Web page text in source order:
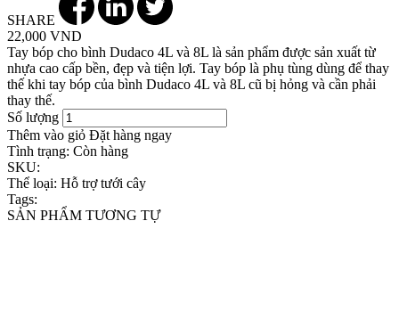
SHARE
22,000 VND
Tay bóp cho bình Dudaco 4L và 8L là sản phẩm được sản xuất từ
nhựa cao cấp bền, đẹp và tiện lợi. Tay bóp là phụ tùng dùng để thay
thế khi tay bóp của bình Dudaco 4L và 8L cũ bị hỏng và cần phải
thay thế.
Số lượng
Thêm vào giỏ Đặt hàng ngay
Tình trạng: Còn hàng
SKU:
Thể loại: Hỗ trợ tưới cây
Tags:
SẢN PHẨM TƯƠNG TỰ